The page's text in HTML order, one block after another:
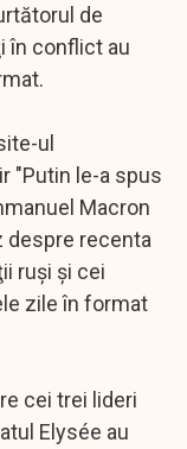
de
în conflict au
ul
"Putin le-a spus
Macron
despre recenta
ruşi şi cei
zile în format
cei trei lideri
Elysée au